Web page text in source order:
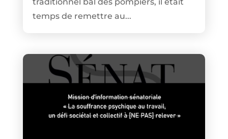
temps de remettre au...